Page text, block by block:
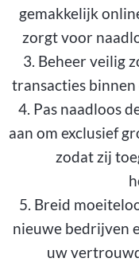
gemakkelijk
zorgt voor
3. Beheer veilig
transacties
4. Pas naadloos
aan om exclusief
zodat zij
5. Breid
nieuwe bedrijven
uw